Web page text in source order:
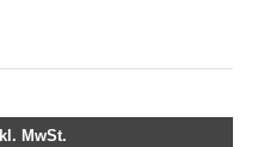
MwSt.